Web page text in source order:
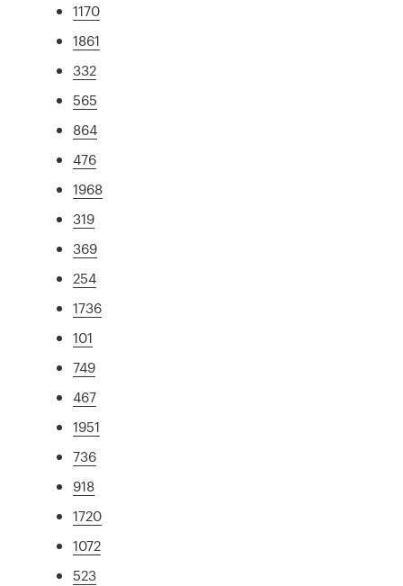
1170
1861
332
565
864
476
1968
319
369
254
1736
101
749
467
1951
736
918
1720
1072
523